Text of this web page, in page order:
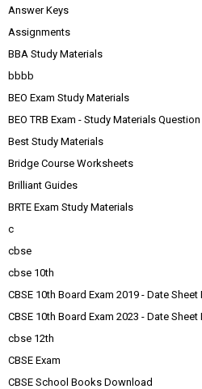
Answer Keys
Assignments
BBA Study Materials
bbbb
BEO Exam Study Materials
BEO TRB Exam - Study Materials
Best Study Materials
Bridge Course Worksheets
Brilliant Guides
BRTE Exam Study Materials
c
cbse
cbse 10th
CBSE 10th Board Exam 2019 - Date
CBSE 10th Board Exam 2023 - Date
cbse 12th
CBSE Exam
CBSE School Books Download